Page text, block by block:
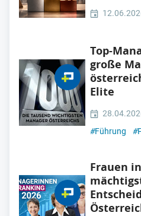
Top-
große
Elite
#Führung #
Frauen